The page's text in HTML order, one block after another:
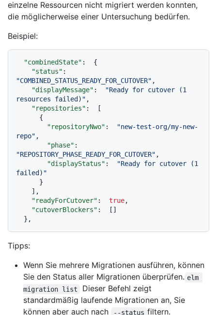
einzelne Ressourcen nicht migriert werden konnten,
die möglicherweise einer Untersuchung bedürfen.
Beispiel:
"combinedState" :
{
"status" :
"COMBINED_STATUS_READY_FOR_CUTOVER" ,
"displayMessage" :
"Ready for cutover (1
resources failed)" ,
"repositories" :
[
{
"repositoryNwo" :
"new-test-org/my-new-
repo" ,
"phase" :
"REPOSITORY_PHASE_READY_FOR_CUTOVER" ,
"displayStatus" :
"Ready for cutover (1
failed)"
}
] ,
"readyForCutover" : true,
"cutoverBlockers" : [ ]
} ,
Tipps:
Wenn Sie mehrere Migrationen ausführen, können
Sie den Status aller Migrationen überprüfen. elm
migration list
Dieser Befehl zeigt
standardmäßig laufende Migrationen an, Sie
können aber auch nach
--status filtern.